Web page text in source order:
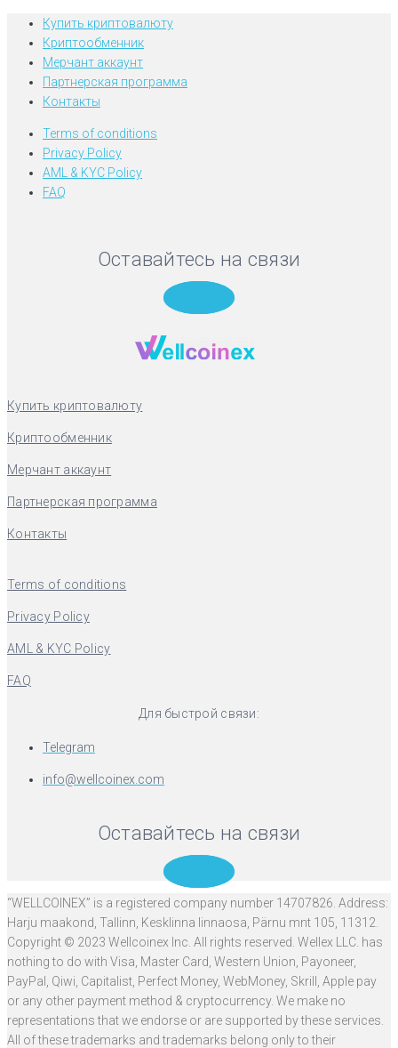
Купить криптовалюту
Криптообменник
Мерчант аккаунт
Партнерская программа
Контакты
Terms of conditions
Privacy Policy
AML & KYC Policy
FAQ
Оставайтесь на связи
Купить криптовалюту
Криптообменник
Мерчант аккаунт
Партнерская программа
Контакты
Terms of conditions
Privacy Policy
AML & KYC Policy
FAQ
Для быстрой связи:
Telegram
info@wellcoinex.com
Оставайтесь на связи
“WELLCOINEX” is a registered company number 14707826. Address:
Harju maakond, Tallinn, Kesklinna linnaosa, Pärnu mnt 105, 11312.
Copyright © 2023 Wellcoinex Inc. All rights reserved. Wellex LLC. has
nothing to do with Visa, Master Card, Western Union, Payoneer,
PayPal, Qiwi, Capitalist, Perfect Money, WebMoney, Skrill, Apple pay
or any other payment method & cryptocurrency. We make no
representations that we endorse or are supported by these services.
All of these trademarks and trademarks belong only to their